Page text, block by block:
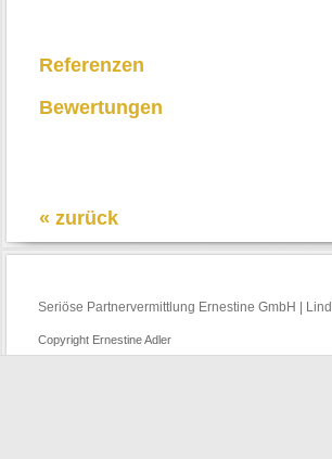
Referenzen
Bewertungen
« zurück
Seriöse Partnervermittlung Ernestine GmbH |
Copyright Ernestine Adler